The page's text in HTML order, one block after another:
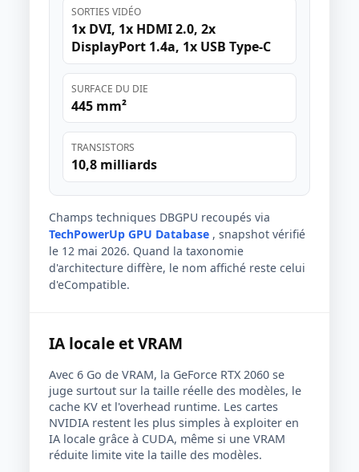
SORTIES VIDÉO
1x DVI, 1x HDMI 2.0, 2x
DisplayPort 1.4a, 1x USB Type-C
SURFACE DU DIE
445 mm²
TRANSISTORS
10,8 milliards
Champs techniques DBGPU recoupés via
TechPowerUp GPU Database , snapshot vérifié
le 12 mai 2026. Quand la taxonomie
d'architecture diffère, le nom affiché reste celui
d'eCompatible.
IA locale et VRAM
Avec 6 Go de VRAM, la GeForce RTX 2060 se
juge surtout sur la taille réelle des modèles, le
cache KV et l'overhead runtime. Les cartes
NVIDIA restent les plus simples à exploiter en
IA locale grâce à CUDA, même si une VRAM
réduite limite vite la taille des modèles.